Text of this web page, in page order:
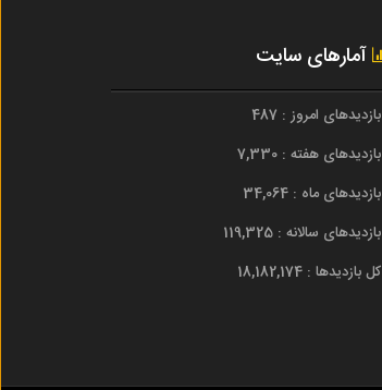
آمارهای سایت
بازدیدهای امروز : 487
بازدیدهای هفته : 7,330
بازدیدهای ماه : 34,064
بازدیدهای سالانه : 119,325
کل بازدیدها : 18,182,174